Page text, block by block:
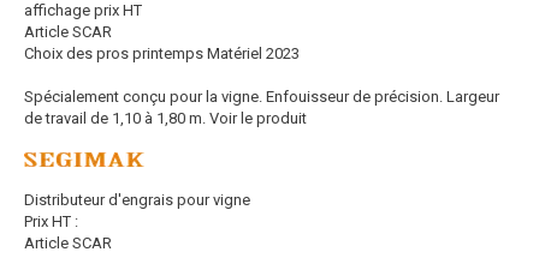
affichage prix HT
Article SCAR
Choix des pros printemps Matériel 2023
Spécialement conçu pour la vigne. Enfouisseur de précision. Largeur
de travail de 1,10 à 1,80 m. Voir le produit
Distributeur d'engrais pour vigne
Prix HT :
Article SCAR